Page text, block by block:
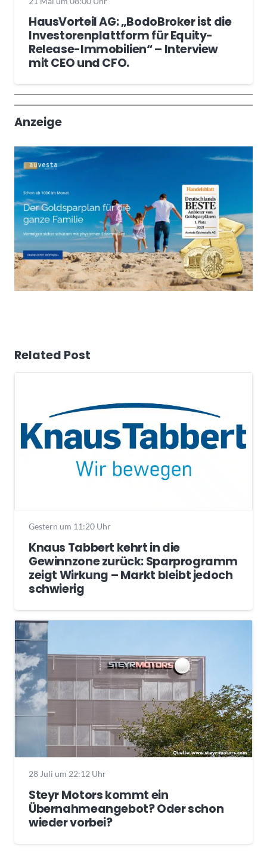
HausVorteil AG: „BodoBroker ist die
Investorenplattform für Equity-
Release-Immobilien“ – Interview
mit CEO und CFO.
Wochenrückblick
Trendthemen
Anzeige
Related Post
Gestern um 11:20 Uhr
Knaus Tabbert kehrt in die
Gewinnzone zurück: Sparprogramm
zeigt Wirkung – Markt bleibt jedoch
schwierig
28 Juli um 22:12 Uhr
Steyr Motors kommt ein
Übernahmeangebot? Oder schon
wieder vorbei?